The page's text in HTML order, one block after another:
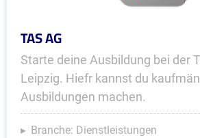
TAS AG
Starte deine Ausbildung bei der
Leipzig. Hiefr kannst du
Ausbildungen machen.
Branche: Dienstleistungen